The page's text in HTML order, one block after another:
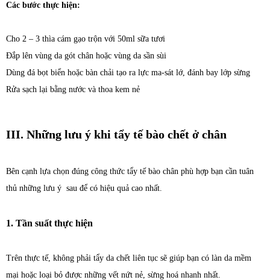
Các bước thực hiện:
Cho 2 – 3 thìa cám gạo trộn với 50ml sữa tươi
Đắp lên vùng da gót chân hoặc vùng da sần sùi
Dùng đá bọt biển hoặc bàn chải tạo ra lực ma-sát lớ, đánh bay lớp sừng
Rửa sạch lại bằng nước và thoa kem nẻ
III. Những lưu ý khi tẩy tế bào chết ở chân
Bên cạnh lựa chọn đúng công thức tẩy tế bào chân phù hợp bạn cần tuân
thủ những lưu ý sau để có hiệu quả cao nhất.
1. Tần suất thực hiện
Trên thực tế, không phải tẩy da chết liên tục sẽ giúp bạn có làn da mềm
mại hoặc loại bỏ được những vết nứt nẻ, sừng hoá nhanh nhất.